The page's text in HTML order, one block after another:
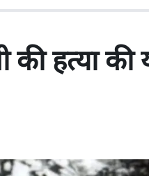
की हत्या की